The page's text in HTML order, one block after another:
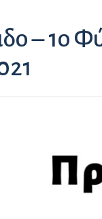
– 1ο